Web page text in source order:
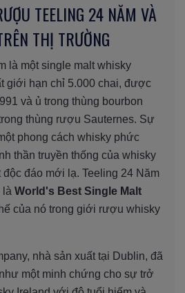
TEELING 24 NĂM VÀ
THỊ TRƯỜNG
là một single malt whisky
giới hạn chỉ 5.000 chai, được
và ủ trong thùng bourbon
thùng rượu Sauternes. Sự
phong cách whisky phức
thần truyền thống của whisky
độc đáo mới lạ. Teeling 24 Năm
là World's Best Single Malt
của nó trong giới rượu whisky
nhà sản xuất tại Dublin, đã
một minh chứng cho sự trở